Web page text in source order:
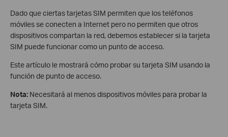
Dado que ciertas tarjetas SIM permiten que los teléfonos
móviles se conecten a Internet pero no permiten que otros
dispositivos compartan la red, debemos establecer si la tarjeta
SIM puede funcionar como un punto de acceso.
Este artículo le mostrará cómo probar su tarjeta SIM usando la
función de punto de acceso.
Nota: Necesitará al menos dispositivos móviles para probar la
tarjeta SIM.